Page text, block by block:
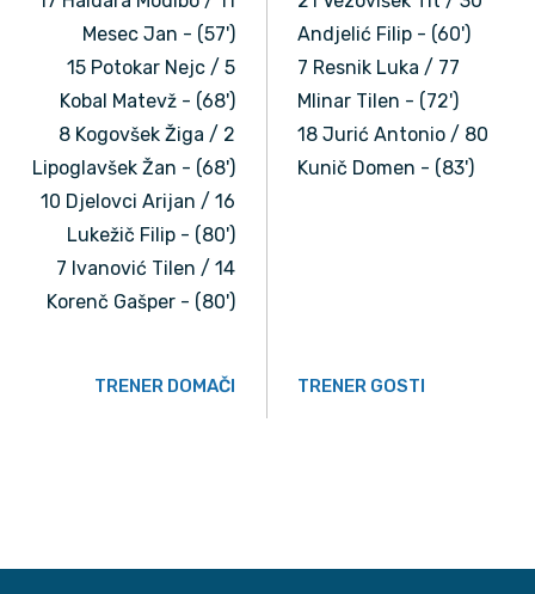
Mesec Jan - (57')
15 Potokar Nejc / 5
Kobal Matevž - (68')
8 Kogovšek Žiga / 2
Lipoglavšek Žan - (68')
10 Djelovci Arijan / 16
Lukežič Filip - (80')
7 Ivanović Tilen / 14
Korenč Gašper - (80')
Andjelić Filip - (60')
7 Resnik Luka / 77
Mlinar Tilen - (72')
18 Jurić Antonio / 80
Kunič Domen - (83')
TRENER DOMAČI TRENER GOSTI